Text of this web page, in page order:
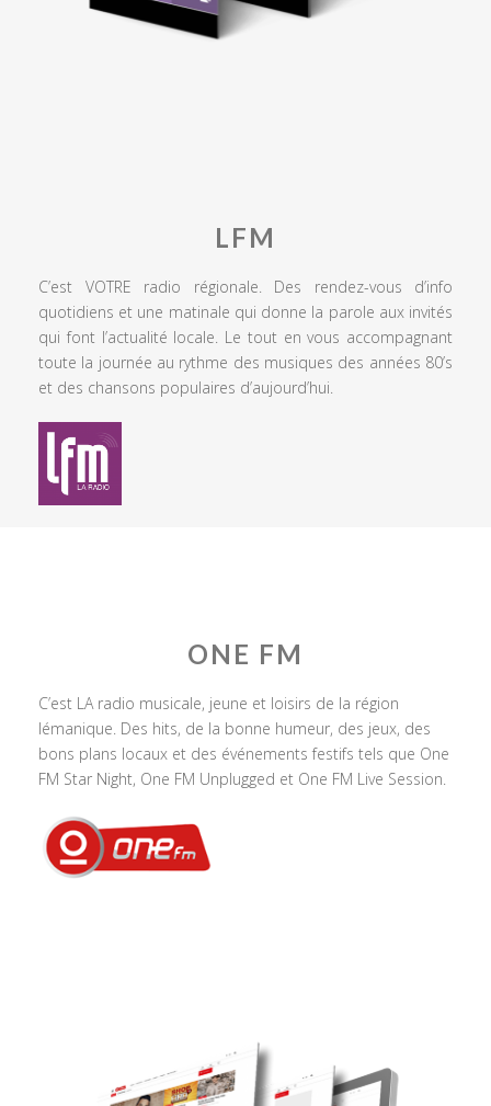
LFM
C’est VOTRE radio régionale. Des rendez-vous d’info
quotidiens et une matinale qui donne la parole aux invités
qui font l’actualité locale. Le tout en vous accompagnant
toute la journée au rythme des musiques des années 80’s
et des chansons populaires d’aujourd’hui.
ONE FM
C’est LA radio musicale, jeune et loisirs de la région
lémanique. Des hits, de la bonne humeur, des jeux, des
bons plans locaux et des événements festifs tels que One
FM Star Night, One FM Unplugged et One FM Live Session.